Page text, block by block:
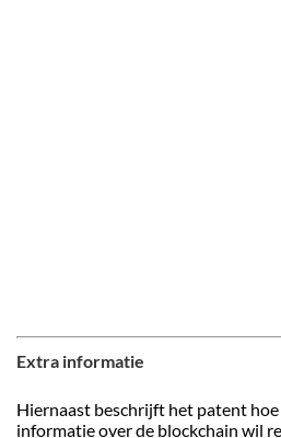
Extra informatie
Hiernaast beschrijft het patent
informatie over de blockchain wil